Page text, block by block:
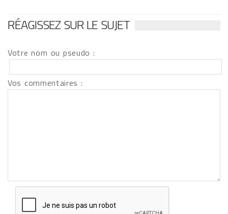
RÉAGISSEZ SUR LE SUJET
Votre nom ou pseudo :
Vos commentaires :